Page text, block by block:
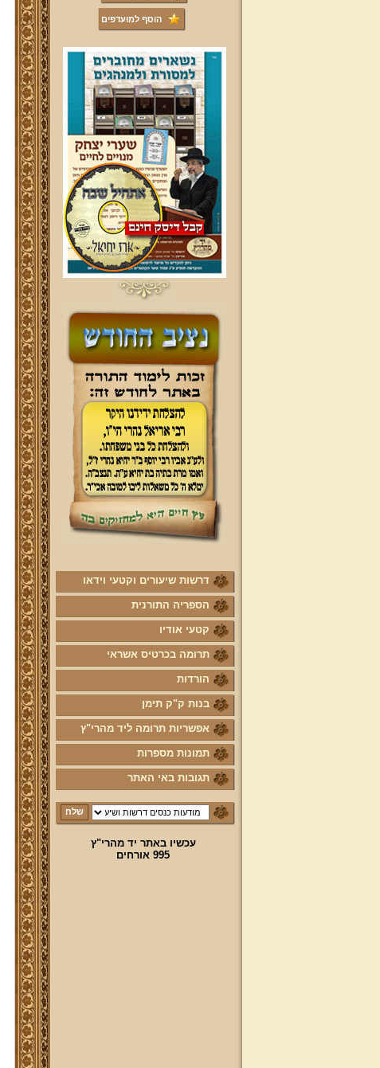
הוסף למועדפים
דרשות שיעורים וקטעי וידאו
הספריה התורנית
קטעי אודיו
תרומה בכרטיס אשראי
הורדות
בנות ק"ק תימן
אפשריות תרומה ליד מהרי"ץ
תמונות מספרות
תגובות באי האתר
עכשיו באתר יד מהרי"ץ
995 אורחים